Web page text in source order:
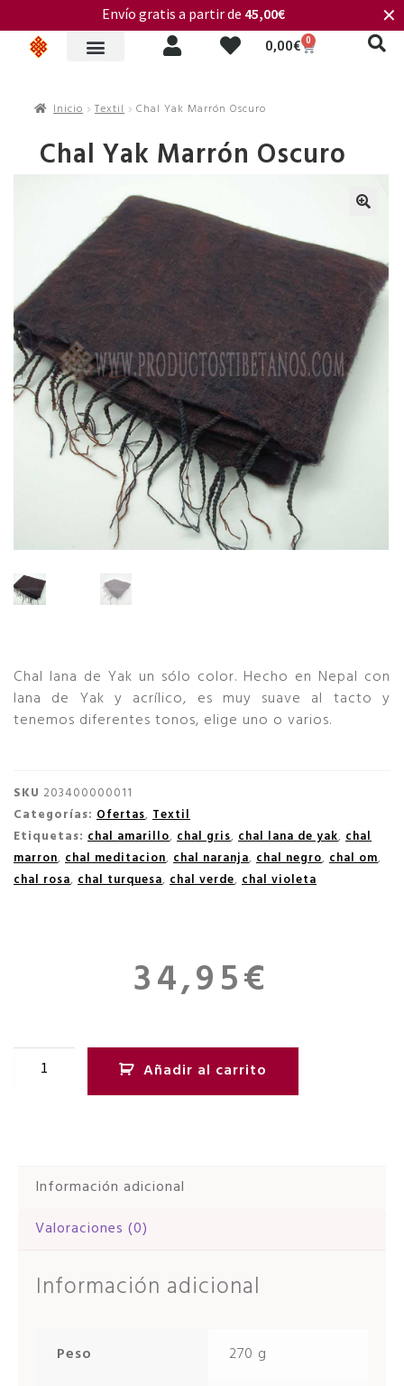
0,00€ 0
Envío gratis a partir de 45,00€ ✕
Inicio Textil Chal Yak Marrón Oscuro
Chal Yak Marrón Oscuro
Chal lana de Yak un sólo color. Hecho en Nepal con
lana de Yak y acrílico, es muy suave al tacto y
tenemos diferentes tonos, elige uno o varios.
SKU 203400000011
Categorías: Ofertas, Textil
Etiquetas: chal amarillo, chal gris, chal lana de yak, chal
marron, chal meditacion, chal naranja, chal negro, chal om,
chal rosa, chal turquesa, chal verde, chal violeta
34,95€
Añadir al carrito
Información adicional
Valoraciones (0)
Información adicional
Peso 270 g